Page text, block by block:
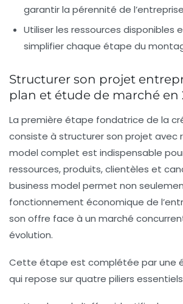
garantir la pérennité de
Utiliser les ressources disponibles
simplifier chaque étape du
Structurer son projet
plan et étude de marché en
La première étape fondatrice de la
consiste à structurer son projet avec
model complet est indispensable
ressources, produits, clientèles et
business model permet non
fonctionnement économique de
son offre face à un marché
évolution.
Cette étape est complétée par une
qui repose sur quatre piliers